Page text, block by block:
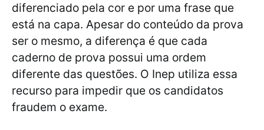
diferenciado pela cor e por uma frase que
está na capa. Apesar do conteúdo da prova
ser o mesmo, a diferença é que cada
caderno de prova possui uma ordem
diferente das questões. O Inep utiliza essa
recurso para impedir que os candidatos
fraudem o exame.